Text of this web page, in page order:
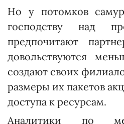
Но у потомков
господству над
предпочитают
довольствуются
создают своих
размеры их пакетов
доступа к ресурсам.
Аналитики по